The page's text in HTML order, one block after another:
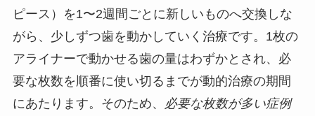
ピース）を1〜2週間ごとに新しいものへ交換しな
がら、少しずつ歯を動かしていく治療です。1枚の
アライナーで動かせる歯の量はわずかとされ、必
要な枚数を順番に使い切るまでが動的治療の期間
にあたります。そのため、
必要な枚数が多い症例